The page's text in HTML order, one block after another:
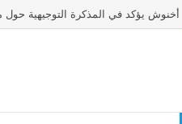
رسميا.. تعيين هيرفي رونار مدربا